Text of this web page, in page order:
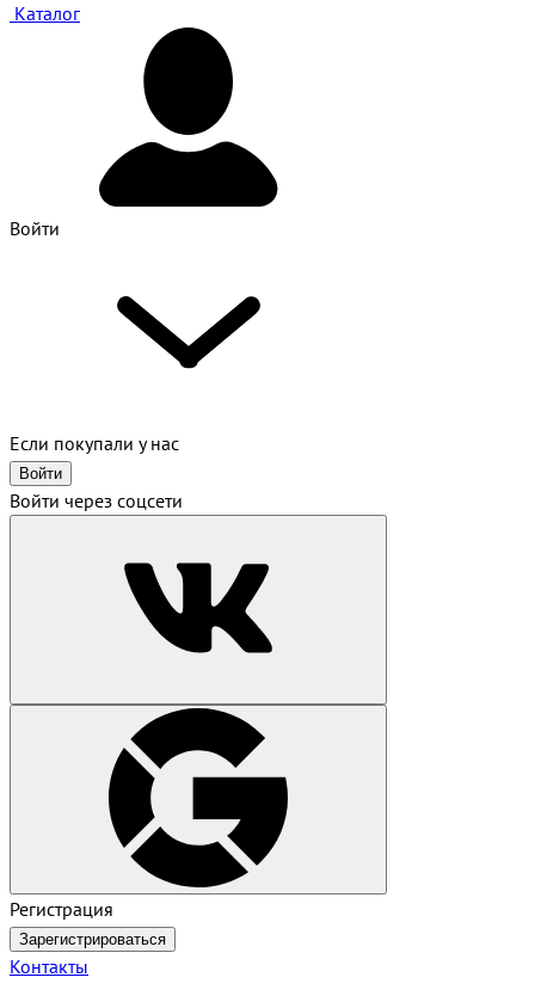
Каталог
Войти
Если покупали у нас
Войти
Войти через соцсети
Регистрация
Зарегистрироваться
Контакты